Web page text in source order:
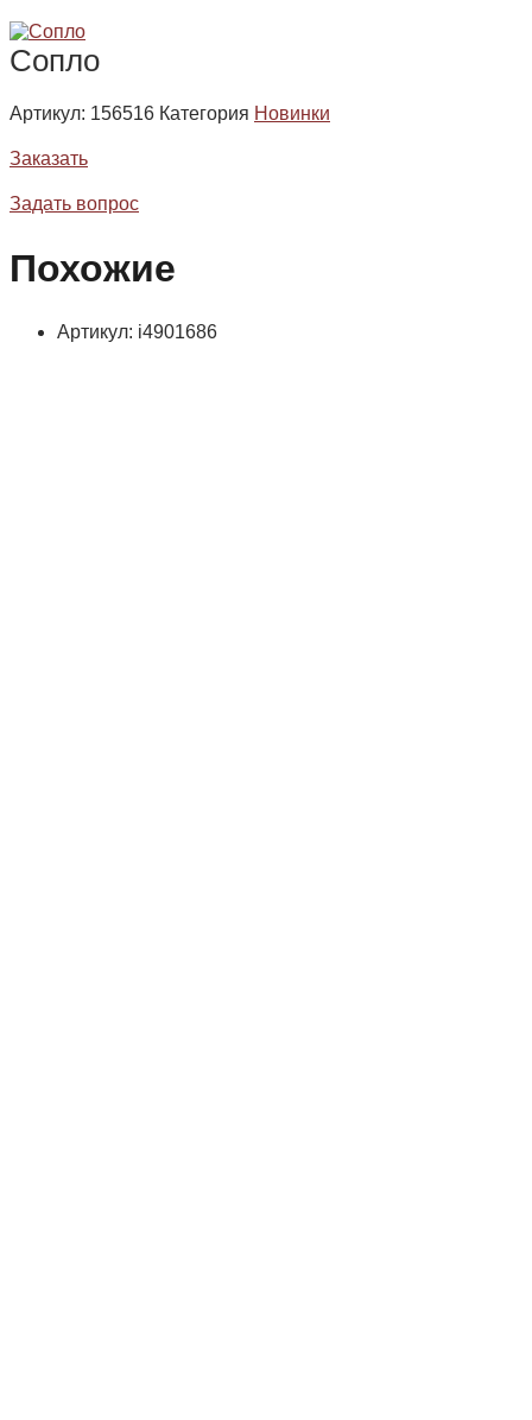
Сопло
Артикул: 156516 Категория Новинки
Заказать
Задать вопрос
Похожие
Артикул: i4901686